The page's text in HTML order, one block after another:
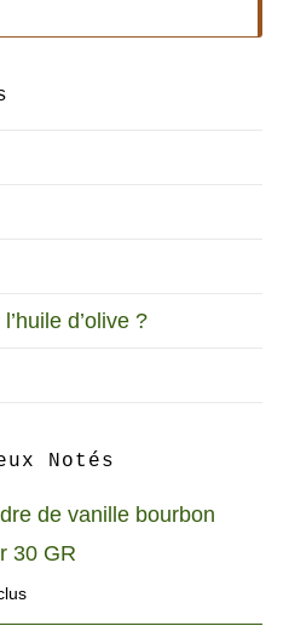
d’olive ?
Notés
de vanille bourbon
30 GR